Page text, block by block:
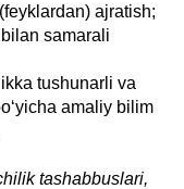
ajratish;
samarali
tushunarli va
amaliy bilim
tashabbuslari,